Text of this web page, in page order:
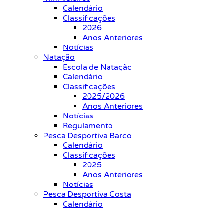
Calendário
Classificações
2026
Anos Anteriores
Notícias
Natação
Escola de Natação
Calendário
Classificações
2025/2026
Anos Anteriores
Notícias
Regulamento
Pesca Desportiva Barco
Calendário
Classificações
2025
Anos Anteriores
Notícias
Pesca Desportiva Costa
Calendário